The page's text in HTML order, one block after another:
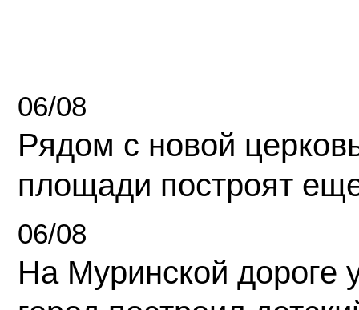
06/08
Рядом с новой
площади построят
06/08
На Муринской дороге